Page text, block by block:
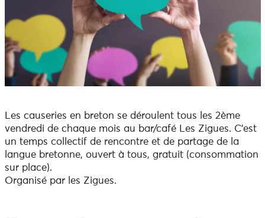
Les causeries en breton se déroulent tous les 2ème
vendredi de chaque mois au bar/café Les Zigues. C'est
un temps collectif de rencontre et de partage de la
langue bretonne, ouvert à tous, gratuit (consommation
sur place).
Organisé par les Zigues.